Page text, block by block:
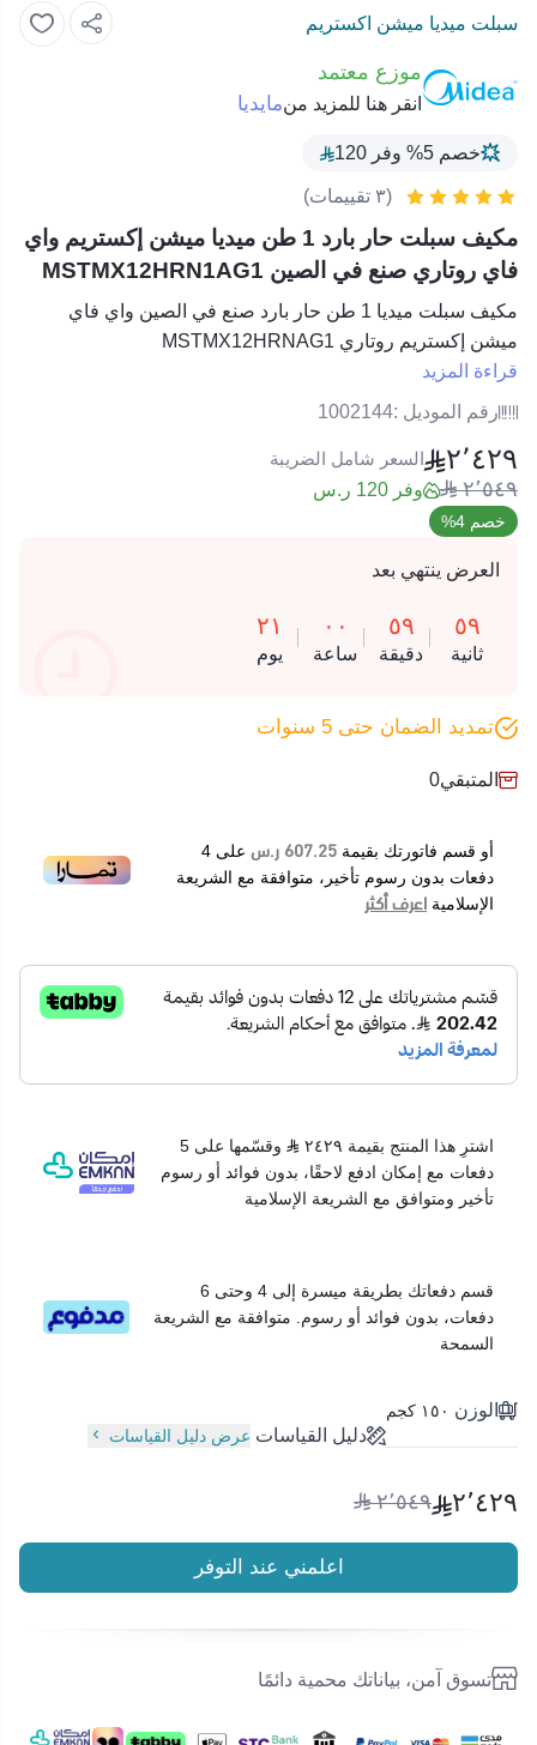
سبلت ميديا ميشن اكستريم
موزع معتمد
انقر هنا للمزيد منمايديا
خصم 5% وفر 120
(٣ تقييمات)
مكيف سبلت حار بارد 1 طن ميديا ميشن إكستريم واي
فاي روتاري صنع في الصين MSTMX12HRN1AG1
مكيف سبلت ميديا 1 طن حار بارد صنع في الصين واي فاي
ميشن إكستريم روتاري MSTMX12HRNAG1
قراءة المزيد
رقم الموديل :1002144
٢٬٤٢٩ السعر شامل الضريبة
٢٬٥٤٩ وفر 120 ر.س
خصم 4%
العرض ينتهي بعد
٥٩
ثانية
٥٩
دقيقة
٠٠
ساعة
٢١
يوم
تمديد الضمان حتى 5 سنوات
المتبقي0
أو قسم فاتورتك بقيمة 607.25 ر.س على 4
دفعات بدون رسوم تأخير، متوافقة مع الشريعة
الإسلامية اعرف أكثر
اشترِ هذا المنتج بقيمة ٢٤٢٩
وقسّمها على 5
دفعات مع إمكان ادفع لاحقًا، بدون فوائد أو رسوم
تأخير ومتوافق مع الشريعة الإسلامية
قسم دفعاتك بطريقة ميسرة إلى 4 وحتى 6
دفعات، بدون فوائد أو رسوم. متوافقة مع الشريعة
السمحة
الوزن ١٥٠ كجم
دليل القياسات عرض دليل القياسات
٢٬٤٢٩ ٢٬٥٤٩
اعلمني عند التوفر
تسوق آمن، بياناتك محمية دائمًا